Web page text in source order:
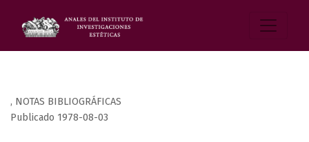
, NOTAS BIBLIOGRÁFICAS
Publicado 1978-08-03